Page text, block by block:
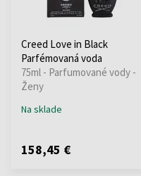
Creed Love in Black
Parfémovaná voda
75ml - Parfumované vody -
Ženy
Na sklade
158,45 €